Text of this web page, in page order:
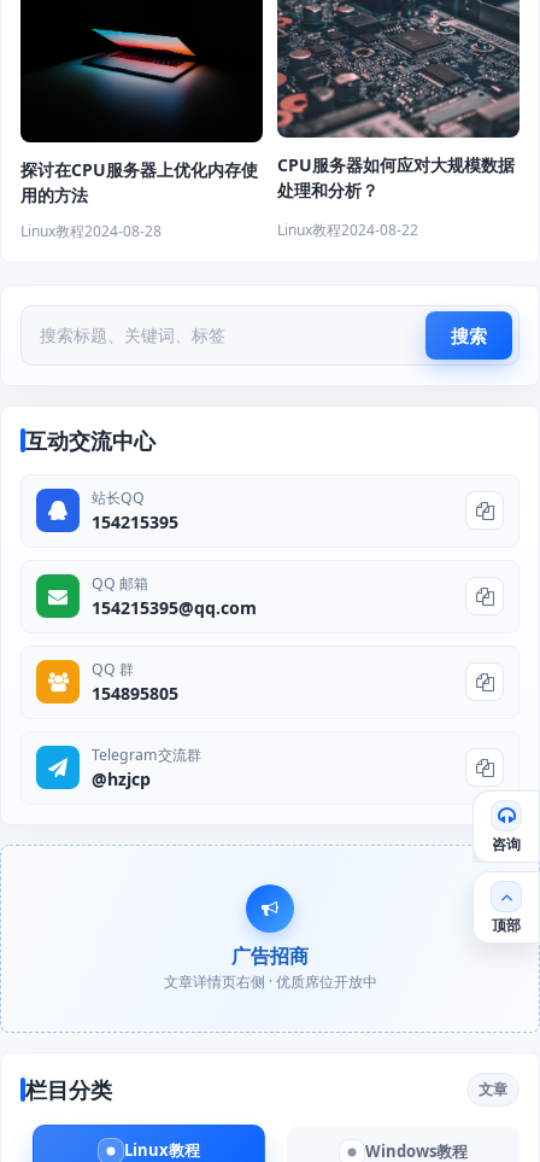
探讨在CPU服务器上优化内存使
用的方法
Linux教程2024-08-28
CPU服务器如何应对大规模数据
处理和分析？
Linux教程2024-08-22
搜索
互动交流中心
站长QQ
154215395
QQ 邮箱
154215395@qq.com
QQ 群
154895805
Telegram交流群
@hzjcp
广告招商
文章详情页右侧 · 优质席位开放中
栏目分类 文章
Linux教程 Windows教程
咨询
顶部